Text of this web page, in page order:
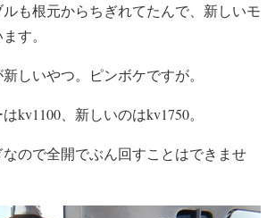
も根元からちぎれてたんで、新しいモ
す。
しいやつ。ピンボケですが。
kv1100、新しいのはkv1750。
ので全開でぶん回すことはできませ